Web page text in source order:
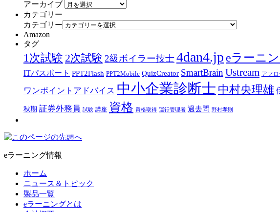
アーカイブ
カテゴリー
カテゴリー
Amazon
タグ
1次試験 2次試験 2級ボイラー技士4dan4.jp eラーニ
ITパスポート PPT2Flash PPT2Mobile QuizCreator SmartBrain Ustream アフ
ワンポイントアドバイス 中小企業診断士 中村央理雄
秋期 証券外務員 試験 講座 資格 資格取得 運行管理者 過去問 野村孝則
eラーニング情報
ホーム
ニュース＆トピック
製品一覧
eラーニングとは